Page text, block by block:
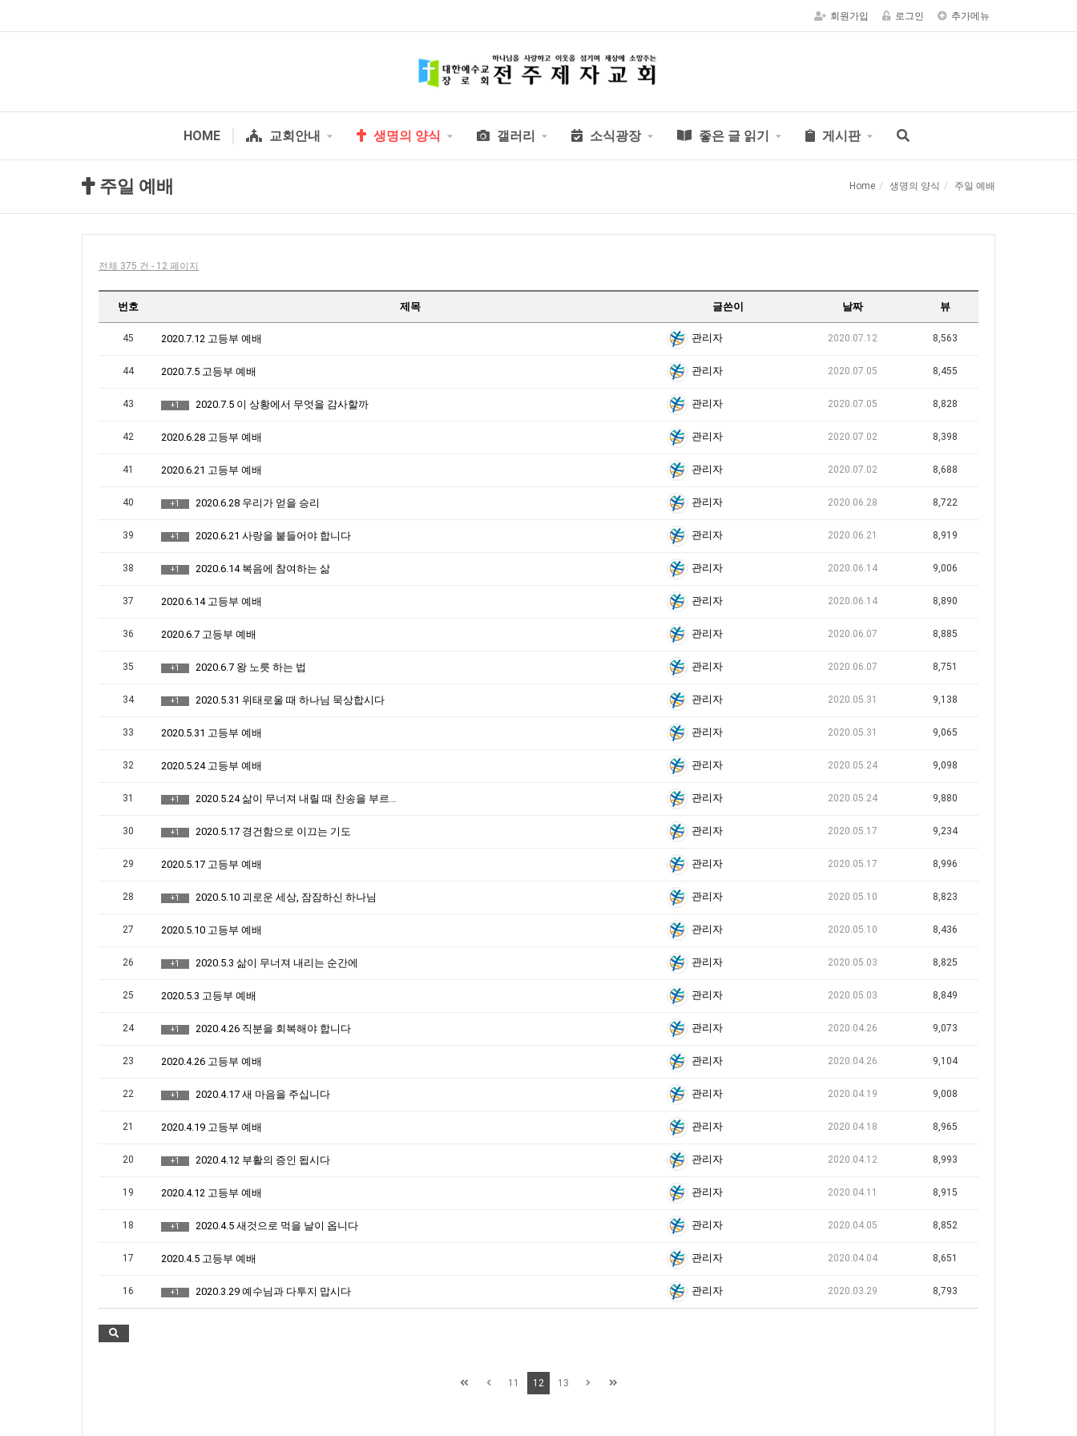
회원가입 로그인 추가메뉴
HOME 교회안내 생명의 양식 갤러리 소식광장 좋은 글 읽기 게시판
주일 예배 Home 생명의 양식 주일 예배
전체 375 건 - 12 페이지
번호 제목 글쓴이 날짜 뷰
45 2020.7.12 고등부 예배 관리자 2020.07.12 8,563
44 2020.7.5 고등부 예배 관리자 2020.07.05 8,455
43 +1 2020.7.5 이 상황에서 무엇을 감사할까 관리자 2020.07.05 8,828
42 2020.6.28 고등부 예배 관리자 2020.07.02 8,398
41 2020.6.21 고등부 예배 관리자 2020.07.02 8,688
40 +1 2020.6.28 우리가 얻을 승리 관리자 2020.06.28 8,722
39 +1 2020.6.21 사랑을 붙들어야 합니다 관리자 2020.06.21 8,919
38 +1 2020.6.14 복음에 참여하는 삶 관리자 2020.06.14 9,006
37 2020.6.14 고등부 예배 관리자 2020.06.14 8,890
36 2020.6.7 고등부 예배 관리자 2020.06.07 8,885
35 +1 2020.6.7 왕 노릇 하는 법 관리자 2020.06.07 8,751
34 +1 2020.5.31 위태로울 때 하나님 묵상합시다 관리자 2020.05.31 9,138
33 2020.5.31 고등부 예배 관리자 2020.05.31 9,065
32 2020.5.24 고등부 예배 관리자 2020.05.24 9,098
31 +1 2020.5.24 삶이 무너져 내릴 때 찬송을 부르세요 관리자 2020.05.24 9,880
30 +1 2020.5.17 경건함으로 이끄는 기도 관리자 2020.05.17 9,234
29 2020.5.17 고등부 예배 관리자 2020.05.17 8,996
28 +1 2020.5.10 괴로운 세상, 잠잠하신 하나님 관리자 2020.05.10 8,823
27 2020.5.10 고등부 예배 관리자 2020.05.10 8,436
26 +1 2020.5.3 삶이 무너져 내리는 순간에 관리자 2020.05.03 8,825
25 2020.5.3 고등부 예배 관리자 2020.05.03 8,849
24 +1 2020.4.26 직분을 회복해야 합니다 관리자 2020.04.26 9,073
23 2020.4.26 고등부 예배 관리자 2020.04.26 9,104
22 +1 2020.4.17 새 마음을 주십니다 관리자 2020.04.19 9,008
21 2020.4.19 고등부 예배 관리자 2020.04.18 8,965
20 +1 2020.4.12 부활의 증인 됩시다 관리자 2020.04.12 8,993
19 2020.4.12 고등부 예배 관리자 2020.04.11 8,915
18 +1 2020.4.5 새것으로 먹을 날이 옵니다 관리자 2020.04.05 8,852
17 2020.4.5 고등부 예배 관리자 2020.04.04 8,651
16 +1 2020.3.29 예수님과 다투지 맙시다 관리자 2020.03.29 8,793
11 12 13